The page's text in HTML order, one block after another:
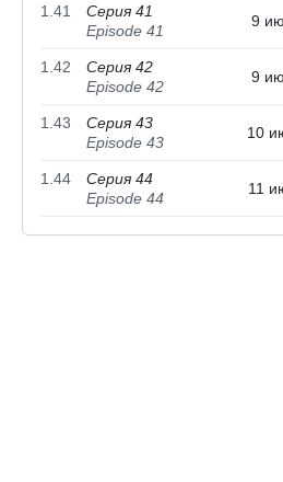
1.41
Серия 41
Episode 41
9
1.42
Серия 42
Episode 42
9
1.43
Серия 43
Episode 43
10
1.44
Серия 44
Episode 44
11